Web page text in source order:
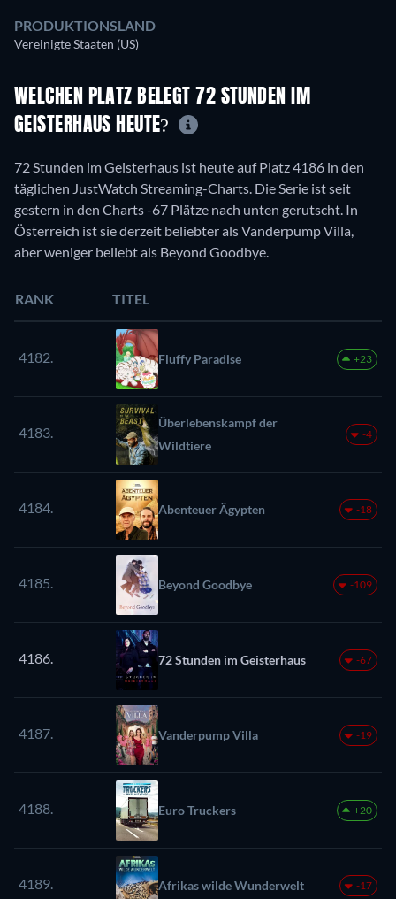
PRODUKTIONSLAND
Vereinigte Staaten (US)
WELCHEN PLATZ BELEGT 72 STUNDEN IM
GEISTERHAUS HEUTE?
72 Stunden im Geisterhaus ist heute auf Platz 4186 in den
täglichen JustWatch Streaming-Charts. Die Serie ist seit
gestern in den Charts -67 Plätze nach unten gerutscht. In
Österreich ist sie derzeit beliebter als Vanderpump Villa,
aber weniger beliebt als Beyond Goodbye.
RANK TITEL
4182. Fluffy Paradise +23
4183.
Überlebenskampf der
Wildtiere
-4
4184. Abenteuer Ägypten -18
4185. Beyond Goodbye -109
4186. 72 Stunden im Geisterhaus -67
4187. Vanderpump Villa -19
4188. Euro Truckers +20
4189. Afrikas wilde Wunderwelt -17